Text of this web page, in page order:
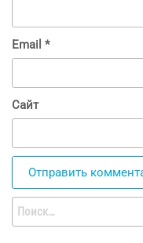
Email *
Сайт
Найти: